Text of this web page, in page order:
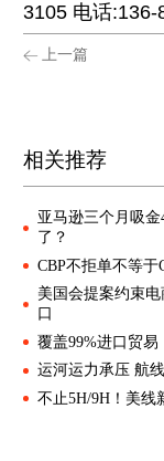
3105 电话:136-
上一篇
相关推荐
亚马逊三个月吸
了？
CBP不拒单不等于
美国会提案约束
口
覆盖99%进口贸易
运河运力承压 航
不止5H/9H！美线